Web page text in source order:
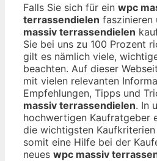
Falls Sie sich für ein wpc
terrassendielen faszinieren
massiv terrassendielen
Sie bei uns zu 100 Prozent
gilt es nämlich viele,
beachten. Auf dieser
mit vielen relevanten
Empfehlungen, Tipps und
massiv terrassendielen. In
hochwertigen Kaufratgeber
die wichtigsten
somit eine Hilfe bei der
neues wpc massiv